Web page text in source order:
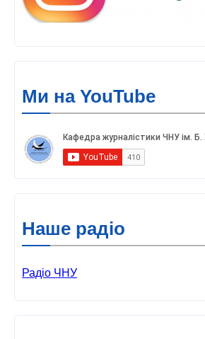
Ми на YouTube
Наше радіо
Радіо ЧНУ